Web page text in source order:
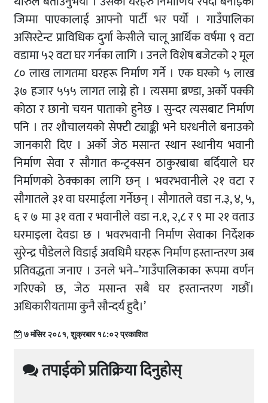
जिम्मा पाएकालाई आफ्नो पार्टी भर पर्यो । गाउँपालिका
असिस्टेन्ट प्राविधिक दुर्गा केसीले चालू आर्थिक वर्षमा ९ वटा
वडामा ५२ वटा घर गर्नका लागि । उनले विशेष बजेटको २ मूल
८० लाख लागतमा घरहरू निर्माण गर्ने । एक घरको ५ लाख
३७ हजार ५५५ लागत लाग्ने हो । त्यसमा ब्रण्डा, अर्को पक्की
कोठा र छानो चयन पाताको हुनेछ । सुन्दर त्यसबाट निर्माण
पनि । तर शौचालयको सेफ्टी ट्याङ्की भने घरधनीले बनाउको
जानकारी दिए । अर्को जेठ मसान्त स्थान स्थानीय भवानी
निर्माण सेवा र सौगात कन्ट्रक्सन ठाकुरबाबा बर्दियाले घर
निर्माणको ठेक्काका लागि छन् । भवरभवानीले २१ वटा र
सौगातले ३१ वा घरमाईला गर्नेछन् । सौगातले वडा न.३, ४, ५,
६ र ७ मा ३१ वता र भवानीले वडा न.१, २,८ र ९ मा २१ वताउ
घरमाइला देवडा छ । भवरभवानी निर्माण सेवाका निर्देशक
सुरेन्द्र पौडेलले विडाई अवधिमै घरहरू निर्माण हस्तान्तरण अब
प्रतिवद्धता जनाए । उनले भने–’गाउँपालिकाका रूपमा वर्णन
गरिएको छ, जेठ मसान्त सबै घर हस्तान्तरण गछौं।
अधिकारीयतामा कुनै सौन्दर्य हुदै।’
७ मंसिर २०८१, शुक्रबार १८:०२ प्रकाशित
तपाईको प्रतिक्रिया दिनुहोस्